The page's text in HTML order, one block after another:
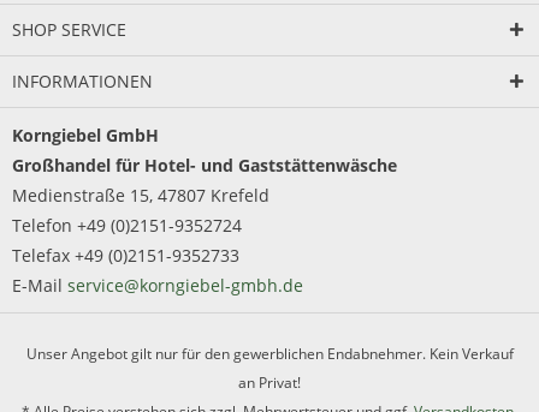
SHOP SERVICE
INFORMATIONEN
Korngiebel GmbH
Großhandel für Hotel- und Gaststättenwäsche
Medienstraße 15, 47807 Krefeld
Telefon +49 (0)2151-9352724
Telefax +49 (0)2151-9352733
E-Mail service@korngiebel-gmbh.de
Unser Angebot gilt nur für den gewerblichen Endabnehmer. Kein Verkauf
an Privat!